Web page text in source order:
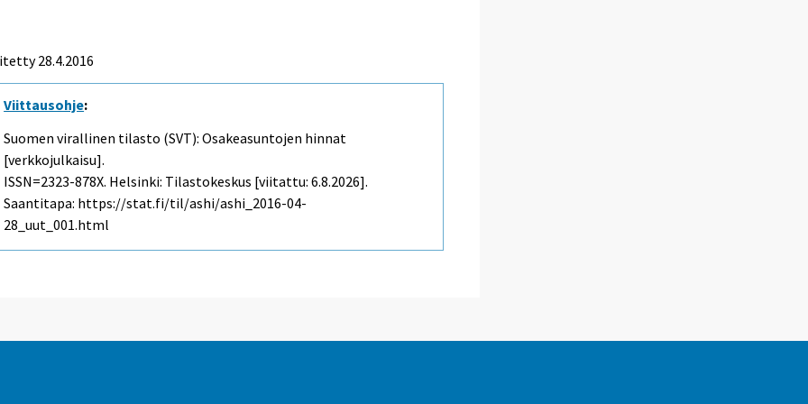
28.4.2016
Viittausohje:
Suomen virallinen tilasto (SVT): Osakeasuntojen hinnat
[verkkojulkaisu].
ISSN=2323-878X. Helsinki: Tilastokeskus [viitattu: 6.8.2026].
Saantitapa: https://stat.fi/til/ashi/ashi_2016-04-
28_uut_001.html